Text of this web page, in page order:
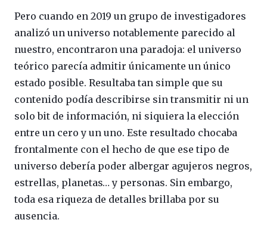
Pero cuando en 2019 un grupo de investigadores
analizó un universo notablemente parecido al
nuestro, encontraron una paradoja: el universo
teórico parecía admitir únicamente un único
estado posible. Resultaba tan simple que su
contenido podía describirse sin transmitir ni un
solo bit de información, ni siquiera la elección
entre un cero y un uno. Este resultado chocaba
frontalmente con el hecho de que ese tipo de
universo debería poder albergar agujeros negros,
estrellas, planetas… y personas. Sin embargo,
toda esa riqueza de detalles brillaba por su
ausencia.